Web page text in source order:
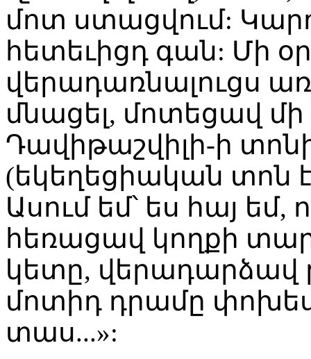
մոտ ստացվում:
հետեւիցդ գան: Մի
վերադառնալուցս
մնացել, մոտեցավ մի
Դավիթաշվիլի-ի
(եկեղեցիական տոն
Ասում եմ՝ ես հայ եմ,
հեռացավ կողքի
կետը, վերադարձավ
մոտիդ դրամը փոխես
տաս...»: